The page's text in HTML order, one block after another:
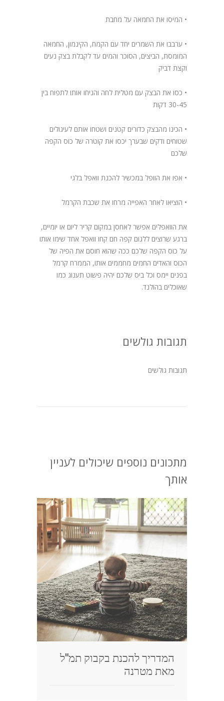
• המיסו את החמאה על מחבת
• ערבבו את השמרים יחד עם הקמח, הקינמון, החמאה
המומסת, הביצים, הסוכר והמים עד לקבלת בצק נעים
וקצת דביק
• כסו את הבצק עם מטלית לחה והניחו אותו לתפוח בין
30-45 דקות
• הכינו מהבצק כדורים קטנים ושטחו אותם לעיגולים
שטוחים ודקים שבערך יכסו את קוטרה של כוס הקפה
שלכם
• אפו את הוופל במכשיר להכנת וואפל בלגי
• הוציאו לאחר האפייה מרחו את שכבת הקרמל
את הוואפלים אפשר לאחסן במקום קריר ליום או יומיים,
ברגע שרוצים ללגום קפה חם קחו וואפל אחד שימו אותו
על כוס הקפה שלכם ככה שהוא חוסם את הפיה של
הכוס והאדים החמים מחממים אותו, הממרח קרמל
בפנים יימס וכל ביס שלכם יהיה פשוט תענוג כמו
שאוכלים בהולנד.
תגובות גולשים
תגובות גולשים
מתכונים נוספים שיכולים לעניין
אותך
המדריך להכנת בקבוק תמ"ל
מאת מטרנה